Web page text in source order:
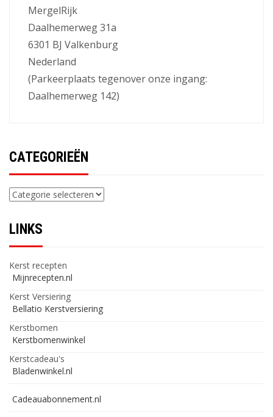
MergelRijk
Daalhemerweg 31a
6301 BJ Valkenburg
Nederland
(Parkeerplaats tegenover onze ingang:
Daalhemerweg 142)
CATEGORIEËN
Categorieën
LINKS
Kerst recepten
Mijnrecepten.nl
Kerst Versiering
Bellatio Kerstversiering
Kerstbomen
Kerstbomenwinkel
Kerstcadeau's
Bladenwinkel.nl
Cadeauabonnement.nl